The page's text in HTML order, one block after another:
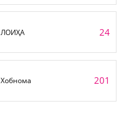
ЛОИҲА 24
Хобнома 201